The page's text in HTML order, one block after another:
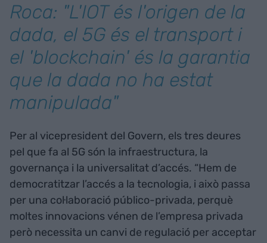
Roca: "L'IOT és l'origen de la
dada, el 5G és el transport i
el 'blockchain' és la garantia
que la dada no ha estat
manipulada"
Per al vicepresident del Govern, els tres deures
pel que fa al 5G són la infraestructura, la
governança i la universalitat d’accés. “Hem de
democratitzar l’accés a la tecnologia, i això passa
per una col·laboració público-privada, perquè
moltes innovacions vénen de l’empresa privada
però necessita un canvi de regulació per acceptar